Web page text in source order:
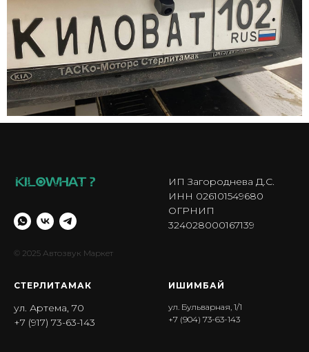
© 2025 Автозвук Маркет
ИП Загороднева Д.С.
ИНН 026101549680
ОГРНИП
324028000167139
СТЕРЛИТАМАК
ул. Артема, 70
+7 (917) 73-63-143
ИШИМБА Й
ул. Бульварная, 1/1
+7 (904) 73-63-143